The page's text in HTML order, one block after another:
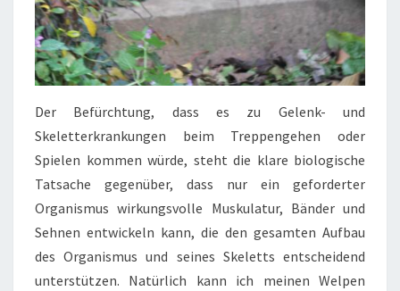
Der Befürchtung, dass es zu Gelenk- und
Skeletterkrankungen beim Treppengehen oder
Spielen kommen würde, steht die klare biologische
Tatsache gegenüber, dass nur ein geforderter
Organismus wirkungsvolle Muskulatur, Bänder und
Sehnen entwickeln kann, die den gesamten Aufbau
des Organismus und seines Skeletts entscheidend
unterstützen. Natürlich kann ich meinen Welpen